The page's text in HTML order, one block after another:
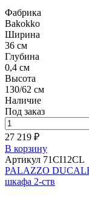
Фабрика
Bakokko
Ширина
36 см
Глубина
0,4 см
Высота
130/62 см
Наличие
Под заказ
27 219 ₽
В корзину
Артикул 71CI12CL
PALAZZO
шкафа 2-ств